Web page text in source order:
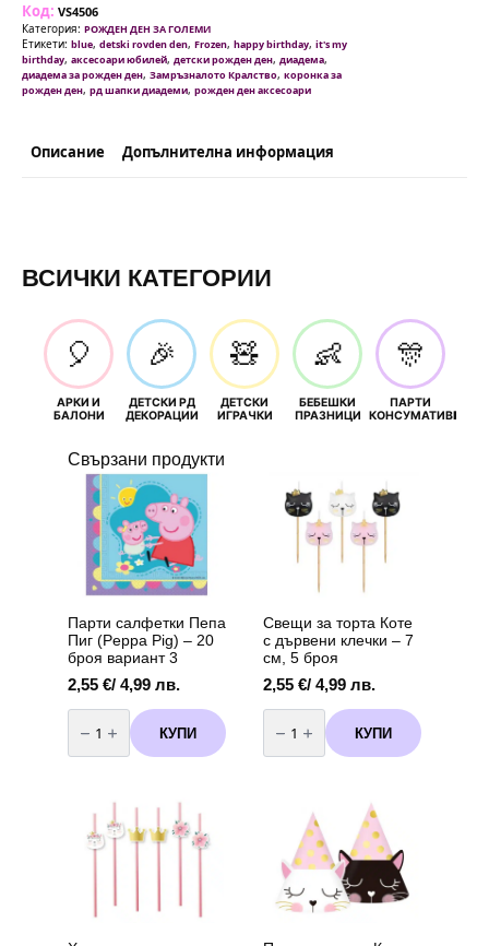
-
Frozen
Код: VS4506
Категория: РОЖДЕН ДЕН ЗА ГОЛЕМИ
Етикети: blue, detski rovden den, Frozen, happy birthday, it's my
birthday, аксесоари юбилей, детски рожден ден, диадема,
диадема за рожден ден, Замръзналото Кралство, коронка за
рожден ден, рд шапки диадеми, рожден ден аксесоари
Описание Допълнителна информация
ВСИЧКИ КАТЕГОРИИ
🎈
АРКИ И
БАЛОНИ
🎉
ДЕТСКИ РД
ДЕКОРАЦИИ
🧸
ДЕТСКИ
ИГРАЧКИ
👶
БЕБЕШКИ
ПРАЗНИЦИ
🎊
ПАРТИ
КОНСУМАТИВИ
Свързани продукти
Парти салфетки Пепа
Пиг (Peppa Pig) – 20
броя вариант 3
2,55 €/ 4,99 лв.
количество
за
Парти
салфетки
(Peppa
броя
КУПИ
Свещи за торта Коте
с дървени клечки – 7
см, 5 броя
2,55 €/ 4,99 лв.
количество
за
Свещи
за
дървени
клечки
см,
броя
КУПИ